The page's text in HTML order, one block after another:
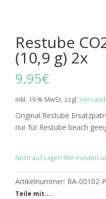
Restube
(10,9 g) 2x
9,95€
inkl. 19 % MwSt. zzgl.
Original Restube
nur für Restube beach
Nicht auf Lager! Wir melden
Artikelnummer: RA-00102-
Teile mit....